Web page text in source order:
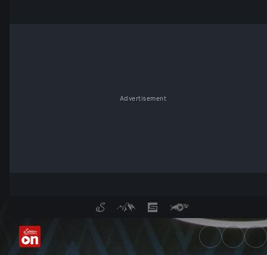
Advertisement
Monika Gruber und Alex